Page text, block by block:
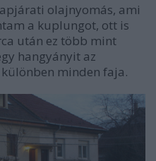
olajnyomás, ami
a kuplungot, ott is
után ez több mint
hangyányit az
minden faja.